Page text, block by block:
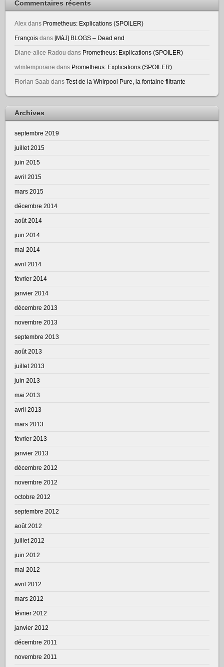
Commentaires récents
Alex dans Prometheus: Explications (SPOILER)
François dans[MàJ] BLOGS – Dead end
Diane-alice Radou dans Prometheus: Explications (SPOILER)
wlmtemporaire dans Prometheus: Explications (SPOILER)
Florian Saab dansTest de la Whirpool Pure, la fontaine filtrante
Archives
septembre 2019
juillet 2015
juin 2015
avril 2015
mars 2015
décembre 2014
août 2014
juin 2014
mai 2014
avril 2014
février 2014
janvier 2014
décembre 2013
novembre 2013
septembre 2013
août 2013
juillet 2013
juin 2013
mai 2013
avril 2013
mars 2013
février 2013
janvier 2013
décembre 2012
novembre 2012
octobre 2012
septembre 2012
août 2012
juillet 2012
juin 2012
mai 2012
avril 2012
mars 2012
février 2012
janvier 2012
décembre 2011
novembre 2011